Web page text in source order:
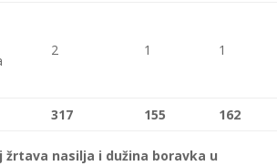
2 1 1
317 155 162
žrtava nasilja i dužina boravka u